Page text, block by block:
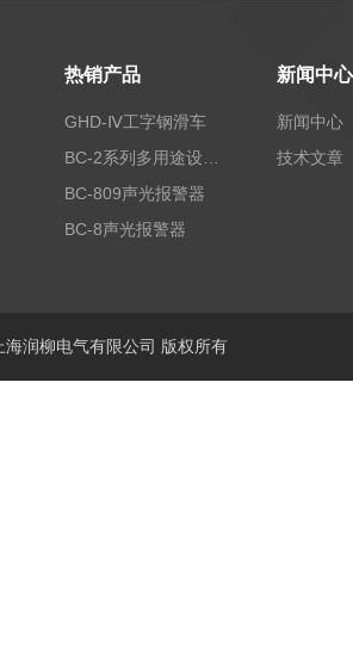
热销产品
GHD-Ⅳ工字钢滑车
BC-809声光报警器
BC-8声光报警器
新闻中心
新闻中心
技术文章
润柳电气有限公司 版权所有